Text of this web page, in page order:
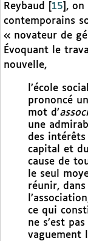
Reybaud
15 , on
contemporains
« novateur de
Évoquant le
nouvelle,
l’école
prononcé
mot d’
une
des intérêts
capital et
cause de
le seul
réunir,
ce qui
ne s’est
vaguement